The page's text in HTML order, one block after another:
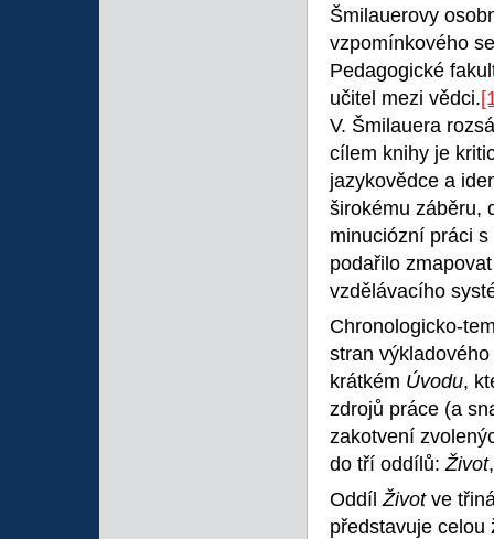
Šmilauerovy
vzpomínkového
Pedagogické
učitel mezi vědci.
V. Šmilauera
cílem knihy je
jazykovědce a
širokému záběru,
minuciózní práci
podařilo
vzdělávacího
Chronologicko-
stran
krátkém Úvodu,
zdrojů práce (a
zakotvení
do tří oddílů:Život
OddílŽivot ve
představuje celou